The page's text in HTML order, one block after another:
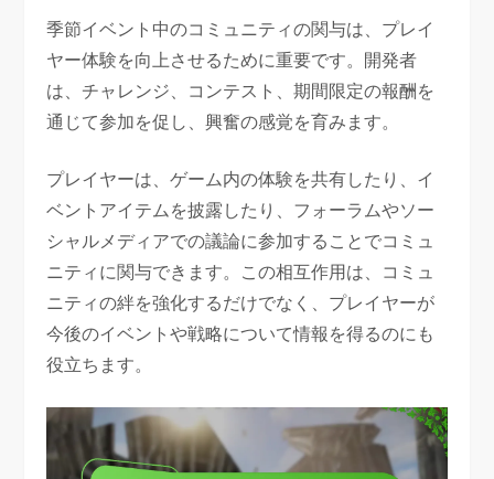
季節イベント中のコミュニティの関与は、プレイ
ヤー体験を向上させるために重要です。開発者
は、チャレンジ、コンテスト、期間限定の報酬を
通じて参加を促し、興奮の感覚を育みます。
プレイヤーは、ゲーム内の体験を共有したり、イ
ベントアイテムを披露したり、フォーラムやソー
シャルメディアでの議論に参加することでコミュ
ニティに関与できます。この相互作用は、コミュ
ニティの絆を強化するだけでなく、プレイヤーが
今後のイベントや戦略について情報を得るのにも
役立ちます。